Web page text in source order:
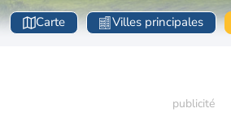
Carte Villes principales